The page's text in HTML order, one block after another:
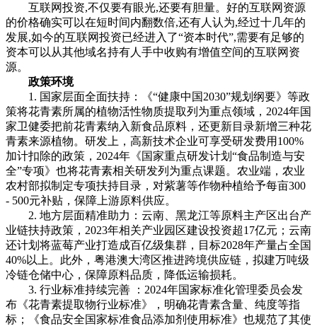
互联网投资,不仅要有眼光,还要有胆量。好的互联网资源
的价格确实可以在短时间内翻数倍,还有人认为,经过十几年的
发展,如今的互联网投资已经进入了“资本时代”,需要有足够的
资本可以从其他域名持有人手中收购有增值空间的互联网资
源。
政策环境
1. 国家层面全面扶持：《“健康中国2030”规划纲要》等政
策将花青素所属的植物活性物质提取列为重点领域，2024年国
家卫健委把前花青素纳入新食品原料，还更新目录新增三种花
青素来源植物。研发上，高新技术企业可享受研发费用100%
加计扣除的政策，2024年《国家重点研发计划“食品制造与安
全”专项》也将花青素相关研发列为重点课题。农业端，农业
农村部拟制定专项扶持目录，对紫薯等作物种植给予每亩300
- 500元补贴，保障上游原料供应。
2. 地方层面精准助力：云南、黑龙江等原料主产区出台产
业链扶持政策，2023年相关产业园区建设投资超17亿元；云南
还计划将蓝莓产业打造成百亿级集群，目标2028年产量占全国
40%以上。此外，粤港澳大湾区推进跨境供应链，拟建万吨级
冷链仓储中心，保障原料品质，降低运输损耗。
3. 行业标准持续完善 ：2024年国家标准化管理委员会发
布《花青素提取物行业标准》，明确花青素含量、纯度等指
标；《食品安全国家标准食品添加剂使用标准》也规范了其使